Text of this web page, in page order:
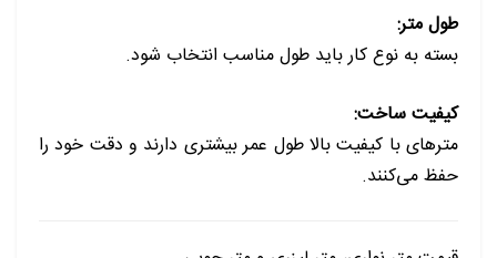
طول متر:
بسته به نوع کار باید طول مناسب انتخاب شود.
کیفیت ساخت:
مترهای با کیفیت بالا طول عمر بیشتری دارند و دقت خود را
حفظ می‌کنند.